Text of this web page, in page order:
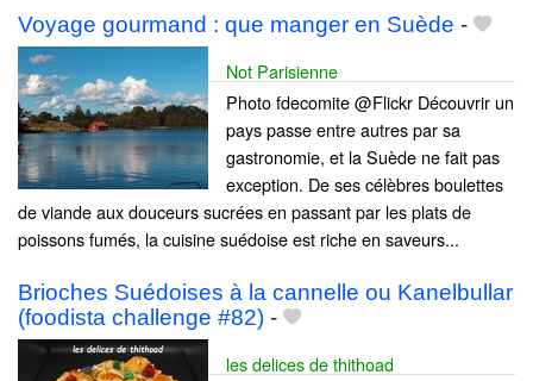
Voyage gourmand : que manger en Suède -
Not Parisienne
Photo fdecomite @Flickr Découvrir un
pays passe entre autres par sa
gastronomie, et la Suède ne fait pas
exception. De ses célèbres boulettes
de viande aux douceurs sucrées en passant par les plats de
poissons fumés, la cuisine suédoise est riche en saveurs...
Brioches Suédoises à la cannelle ou Kanelbullar
(foodista challenge #82) -
les delices de thithoad